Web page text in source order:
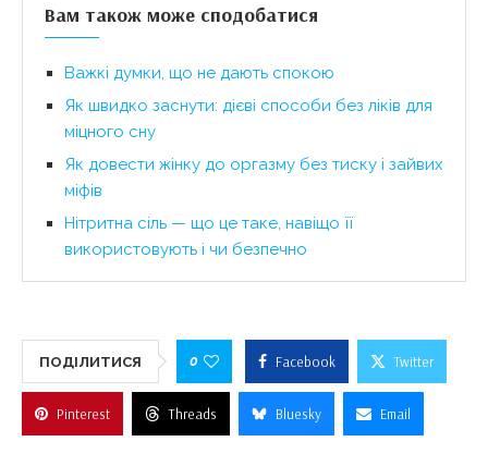
Вам також може сподобатися
Важкі думки, що не дають спокою
Як швидко заснути: дієві способи без ліків для
міцного сну
Як довести жінку до оргазму без тиску і зайвих
міфів
Нітритна сіль — що це таке, навіщо її
використовують і чи безпечно
ПОДІЛИТИСЯ 0 Facebook Twitter
Pinterest Threads Bluesky Email